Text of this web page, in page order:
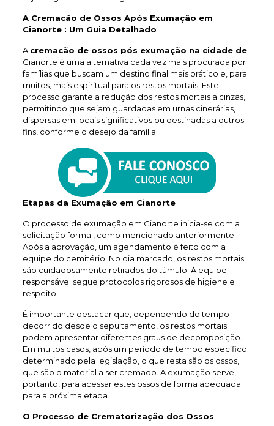
A Cremacão de Ossos Após Exumação em
Cianorte : Um Guia Detalhado
A cremacão de ossos pós exumação na cidade de
Cianorte é uma alternativa cada vez mais procurada por
famílias que buscam um destino final mais prático e, para
muitos, mais espiritual para os restos mortais. Este
processo garante a redução dos restos mortais a cinzas,
permitindo que sejam guardadas em urnas cinerárias,
dispersas em locais significativos ou destinadas a outros
fins, conforme o desejo da família.
Etapas da Exumação em Cianorte
O processo de exumação em Cianorte inicia-se com a
solicitação formal, como mencionado anteriormente.
Após a aprovação, um agendamento é feito com a
equipe do cemitério. No dia marcado, os restos mortais
são cuidadosamente retirados do túmulo. A equipe
responsável segue protocolos rigorosos de higiene e
respeito.
É importante destacar que, dependendo do tempo
decorrido desde o sepultamento, os restos mortais
podem apresentar diferentes graus de decomposição.
Em muitos casos, após um período de tempo específico
determinado pela legislação, o que resta são os ossos,
que são o material a ser cremado. A exumação serve,
portanto, para acessar estes ossos de forma adequada
para a próxima etapa.
O Processo de Crematorização dos Ossos